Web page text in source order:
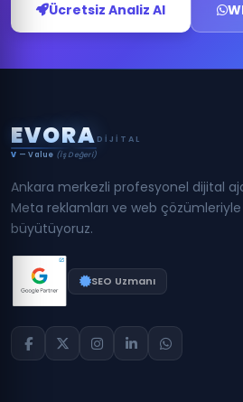
Ücretsiz Analiz Al
EVORA DIJITAL
V — Value (İş Değeri)
Ankara merkezli profesyonel dijital
Meta reklamları ve web çözümleriyle
büyütüyoruz.
SEO Uzmanı